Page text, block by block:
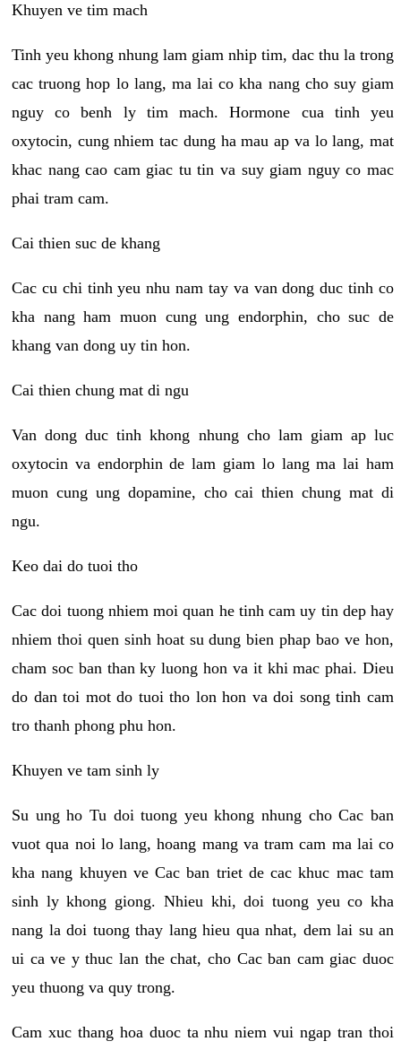
Khuyen ve tim mach
Tinh yeu khong nhung lam giam nhip tim, dac thu la trong
cac truong hop lo lang, ma lai co kha nang cho suy giam
nguy co benh ly tim mach. Hormone cua tinh yeu
oxytocin, cung nhiem tac dung ha mau ap va lo lang, mat
khac nang cao cam giac tu tin va suy giam nguy co mac
phai tram cam.
Cai thien suc de khang
Cac cu chi tinh yeu nhu nam tay va van dong duc tinh co
kha nang ham muon cung ung endorphin, cho suc de
khang van dong uy tin hon.
Cai thien chung mat di ngu
Van dong duc tinh khong nhung cho lam giam ap luc
oxytocin va endorphin de lam giam lo lang ma lai ham
muon cung ung dopamine, cho cai thien chung mat di
ngu.
Keo dai do tuoi tho
Cac doi tuong nhiem moi quan he tinh cam uy tin dep hay
nhiem thoi quen sinh hoat su dung bien phap bao ve hon,
cham soc ban than ky luong hon va it khi mac phai. Dieu
do dan toi mot do tuoi tho lon hon va doi song tinh cam
tro thanh phong phu hon.
Khuyen ve tam sinh ly
Su ung ho Tu doi tuong yeu khong nhung cho Cac ban
vuot qua noi lo lang, hoang mang va tram cam ma lai co
kha nang khuyen ve Cac ban triet de cac khuc mac tam
sinh ly khong giong. Nhieu khi, doi tuong yeu co kha
nang la doi tuong thay lang hieu qua nhat, dem lai su an
ui ca ve y thuc lan the chat, cho Cac ban cam giac duoc
yeu thuong va quy trong.
Cam xuc thang hoa duoc ta nhu niem vui ngap tran thoi